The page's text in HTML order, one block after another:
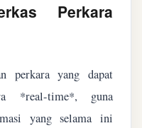
Perkara
perkara yang dapat
*real-time*, guna
yang selama ini